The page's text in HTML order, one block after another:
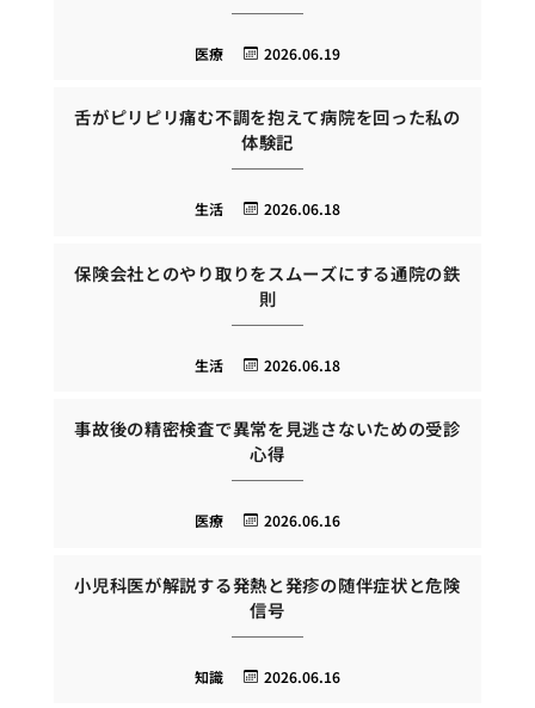
2026.06.19
医療
舌がピリピリ痛む不調を抱えて病院を回った私の
体験記
2026.06.18
生活
保険会社とのやり取りをスムーズにする通院の鉄
則
2026.06.18
生活
事故後の精密検査で異常を見逃さないための受診
心得
2026.06.16
医療
小児科医が解説する発熱と発疹の随伴症状と危険
信号
2026.06.16
知識